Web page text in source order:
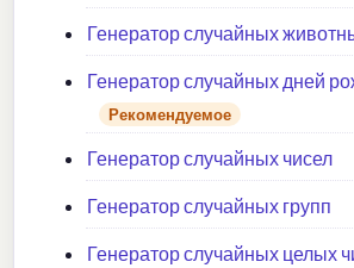
Генератор случайных
Генератор случайных дней
Рекомендуемое
Генератор случайных чисел
Генератор случайных групп
Генератор случайных целых